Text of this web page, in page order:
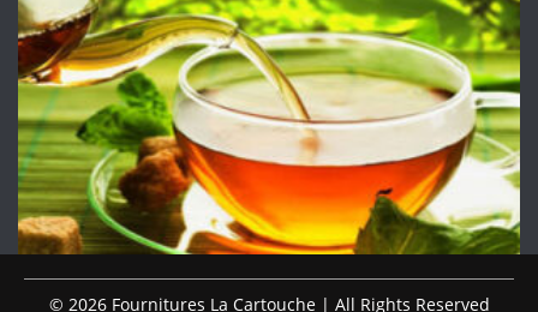
© 2026 Fournitures La Cartouche | All Rights Reserved